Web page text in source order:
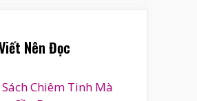
Nên Đọc
Chiêm Tinh Mà